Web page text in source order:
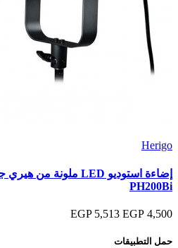
Herigo
PH200Bi
4,500 EGP
5,513 EGP
حمل التطبيقات